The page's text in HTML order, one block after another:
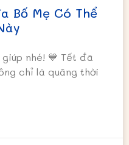
Bố Mẹ Có Thể
nhé! 💙 Tết đã
chỉ là quãng thời